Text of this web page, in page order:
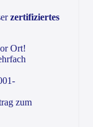
zertifiziertes
Ort!
zum